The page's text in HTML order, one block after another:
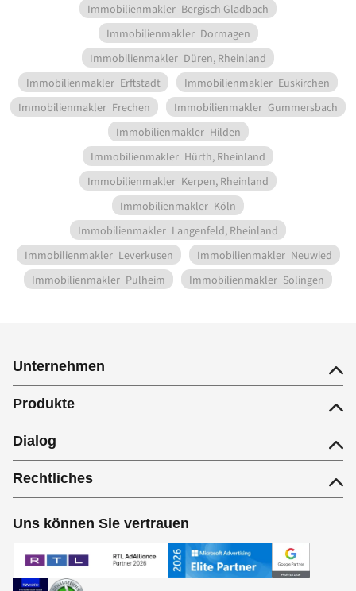
Immobilienmakler Bergisch Gladbach
Immobilienmakler Dormagen
Immobilienmakler Düren, Rheinland
Immobilienmakler Erftstadt Immobilienmakler Euskirchen
Immobilienmakler Frechen Immobilienmakler Gummersbach
Immobilienmakler Hilden
Immobilienmakler Hürth, Rheinland
Immobilienmakler Kerpen, Rheinland
Immobilienmakler Köln
Immobilienmakler Langenfeld, Rheinland
Immobilienmakler Leverkusen Immobilienmakler Neuwied
Immobilienmakler Pulheim Immobilienmakler Solingen
Unternehmen
Produkte
Dialog
Rechtliches
Uns können Sie vertrauen